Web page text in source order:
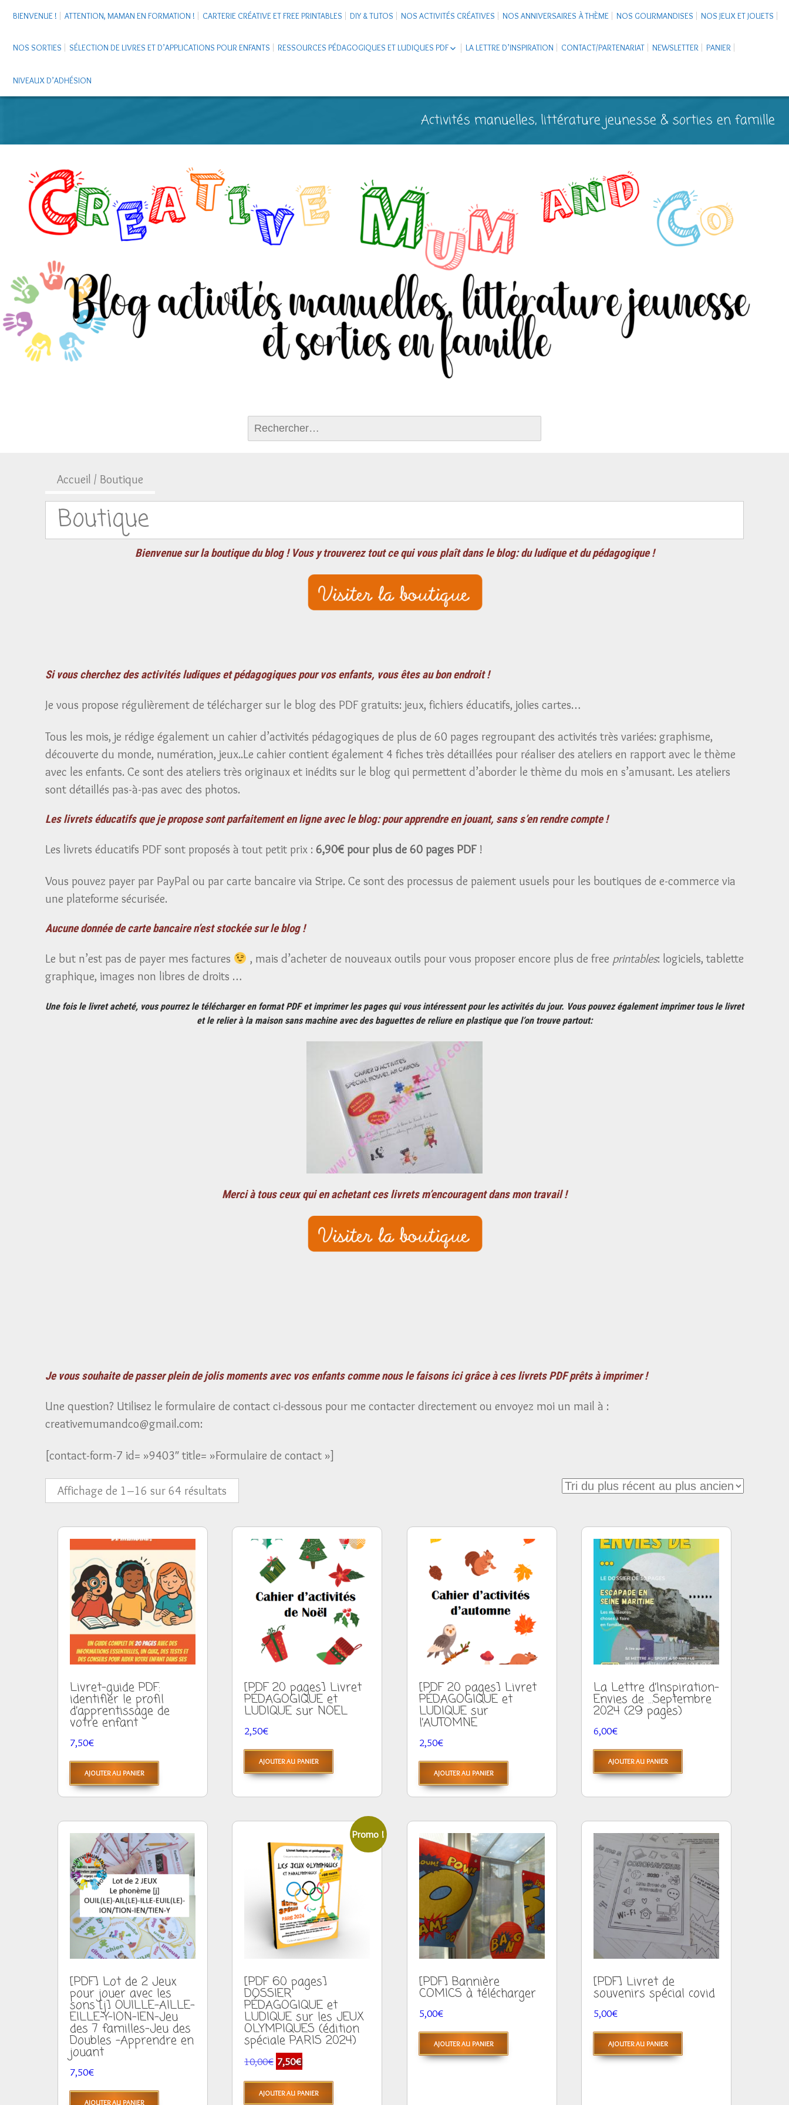
BIENVENUE ! ATTENTION, MAMAN EN FORMATION ! CARTERIE CRÉATIVE ET FREE PRINTABLES DIY & TUTOS NOS ACTIVITÉS CRÉATIVES NOS ANNIVERSAIRES À THÈME NOS GOURMANDISES NOS JEUX ET JOUETS
NOS SORTIES SÉLECTION DE LIVRES ET D’APPLICATIONS POUR ENFANTS RESSOURCES PÉDAGOGIQUES ET LUDIQUES PDF
CARNETS DE VOYAGE ENFANTS
LA LETTRE D’INSPIRATION CONTACT/PARTENARIAT NEWSLETTER PANIER
NIVEAUX D’ADHÉSION
Activités manuelles, littérature jeunesse & sorties en famille
Accueil / Boutique
Boutique
Bienvenue sur la boutique du blog ! Vous y trouverez tout ce qui vous plaît dans le blog: du ludique et du pédagogique !
Si vous cherchez des activités ludiques et pédagogiques pour vos enfants, vous êtes au bon endroit !
Je vous propose régulièrement de télécharger sur le blog des PDF gratuits: jeux, fichiers éducatifs, jolies cartes…
Tous les mois, je rédige également un cahier d’activités pédagogiques de plus de 60 pages regroupant des activités très variées: graphisme,
découverte du monde, numération, jeux..Le cahier contient également 4 fiches très détaillées pour réaliser des ateliers en rapport avec le thème
avec les enfants. Ce sont des ateliers très originaux et inédits sur le blog qui permettent d’aborder le thème du mois en s’amusant. Les ateliers
sont détaillés pas-à-pas avec des photos.
Les livrets éducatifs que je propose sont parfaitement en ligne avec le blog: pour apprendre en jouant, sans s’en rendre compte !
Les livrets éducatifs PDF sont proposés à tout petit prix : 6,90€ pour plus de 60 pages PDF!
Vous pouvez payer par PayPal ou par carte bancaire via Stripe. Ce sont des processus de paiement usuels pour les boutiques de e-commerce via
une plateforme sécurisée.
Aucune donnée de carte bancaire n’est stockée sur le blog !
Le but n’est pas de payer mes factures , mais d’acheter de nouveaux outils pour vous proposer encore plus de free printables: logiciels, tablette
graphique, images non libres de droits …
Une fois le livret acheté, vous pourrez le télécharger en format PDF et imprimer les pages qui vous intéressent pour les activités du jour. Vous pouvez également imprimer tous le livret
et le relier à la maison sans machineavec des baguettes de reliure en plastique que l’on trouve partout:
Merci à tous ceux qui en achetant ces livrets m’encouragent dans mon travail !
Je vous souhaite de passer plein de jolis moments avec vos enfants comme nous le faisons ici grâce à ces livrets PDF prêts à imprimer !
Une question? Utilisez le formulaire de contact ci-dessous pour me contacter directement ou envoyez moi un mail à :
creativemumandco@gmail.com:
[contact-form-7 id= »9403″ title= »Formulaire de contact »]
Affichage de 1–16 sur 64 résultats
du
plus
récent
ancien
Livret-guide PDF:
identifier le profil
d’apprentissage de
votre enfant
7,50€
AJOUTER AU PANIER
[PDF 20 pages] Livret
PÉDAGOGIQUE et
LUDIQUE sur NOEL
2,50€
AJOUTER AU PANIER
[PDF 20 pages] Livret
PÉDAGOGIQUE et
LUDIQUE sur
l’AUTOMNE
2,50€
AJOUTER AU PANIER
La Lettre d’Inspiration-
Envies de …Septembre
2024 (29 pages)
6,00€
AJOUTER AU PANIER
[PDF] Lot de 2 Jeux
pour jouer avec les
sons [j] OUILLE-AILLE-
EILLE-Y-ION-IEN-Jeu
des 7 familles-Jeu des
Doubles -Apprendre en
jouant
7,50€
AJOUTER AU PANIER
Promo !
[PDF 60 pages]
DOSSIER
PÉDAGOGIQUE et
LUDIQUE sur les JEUX
OLYMPIQUES (édition
spéciale PARIS 2024)
10,00€ Le
prix
initial
7,50€Le
prix
actuel
AJOUTER AU PANIER
[PDF] Bannière
COMICS à télécharger
5,00€
AJOUTER AU PANIER
[PDF] Livret de
souvenirs spécial covid
5,00€
AJOUTER AU PANIER